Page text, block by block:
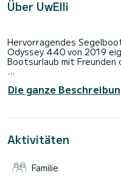
Über UwElli
Hervorragendes
Odyssey 440 von 2019
Bootsurlaub mit Freunden
Segelboot mit 13 Metern
Dusche.
ausgestattet. Es ist
Die ganze
Aktivitäten
Familie